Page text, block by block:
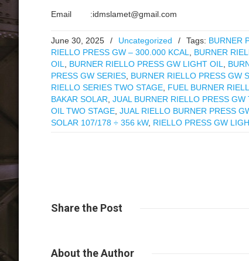
Email :idmslamet@gmail.com
June 30, 2025 / Uncategorized / Tags: BURNER
RIELLO PRESS GW – 300.000 KCAL
BURNER
OIL
BURNER RIELLO PRESS GW LIGHT OIL
PRESS GW SERIES BURNER RIELLO PRESS GW
RIELLO SERIES TWO STAGE FUEL BURNER
BAKAR SOLAR JUAL BURNER RIELLO PRESS GW
OIL TWO STAGE JUAL RIELLO BURNER PRESS
SOLAR 107/178 ÷ 356 kW, RIELLO PRESS GW
Sharethe Post
About the Author